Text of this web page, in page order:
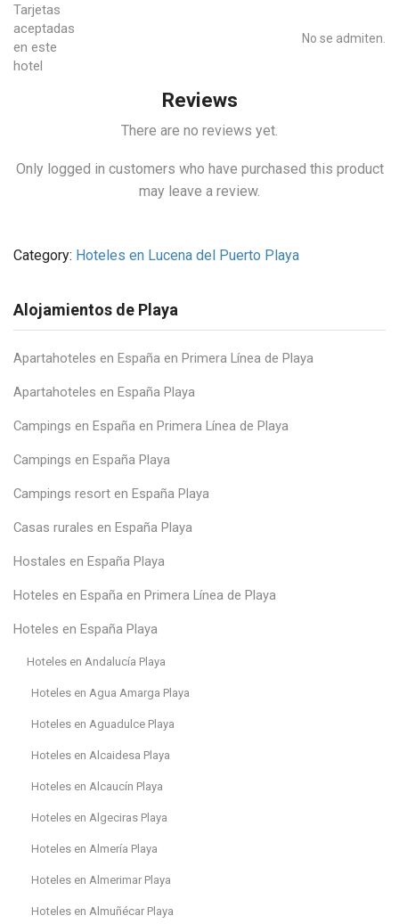
Tarjetas
aceptadas
en este
hotel
No se admiten.
Reviews
There are no reviews yet.
Only logged in customers who have purchased this product
may leave a review.
Category: Hoteles en Lucena del Puerto Playa
Alojamientos de Playa
Apartahoteles en España en Primera Línea de Playa
Apartahoteles en España Playa
Campings en España en Primera Línea de Playa
Campings en España Playa
Campings resort en España Playa
Casas rurales en España Playa
Hostales en España Playa
Hoteles en España en Primera Línea de Playa
Hoteles en España Playa
Hoteles en Andalucía Playa
Hoteles en Agua Amarga Playa
Hoteles en Aguadulce Playa
Hoteles en Alcaidesa Playa
Hoteles en Alcaucín Playa
Hoteles en Algeciras Playa
Hoteles en Almería Playa
Hoteles en Almerimar Playa
Hoteles en Almuñécar Playa